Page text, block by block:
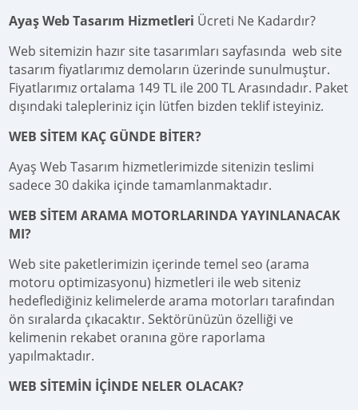
Ayaş Web Tasarım Hizmetleri Ücreti Ne Kadardır?
Web sitemizin hazır site tasarımları sayfasında web site
tasarım fiyatlarımız demoların üzerinde sunulmuştur.
Fiyatlarımız ortalama 149 TL ile 200 TL Arasındadır. Paket
dışındaki talepleriniz için lütfen bizden teklif isteyiniz.
WEB SİTEM KAÇ GÜNDE BİTER?
Ayaş Web Tasarım hizmetlerimizde sitenizin teslimi
sadece 30 dakika içinde tamamlanmaktadır.
WEB SİTEM ARAMA MOTORLARINDA YAYINLANACAK
MI?
Web site paketlerimizin içerinde temel seo (arama
motoru optimizasyonu) hizmetleri ile web siteniz
hedeflediğiniz kelimelerde arama motorları tarafından
ön sıralarda çıkacaktır. Sektörünüzün özelliği ve
kelimenin rekabet oranına göre raporlama
yapılmaktadır.
WEB SİTEMİN İÇİNDE NELER OLACAK?